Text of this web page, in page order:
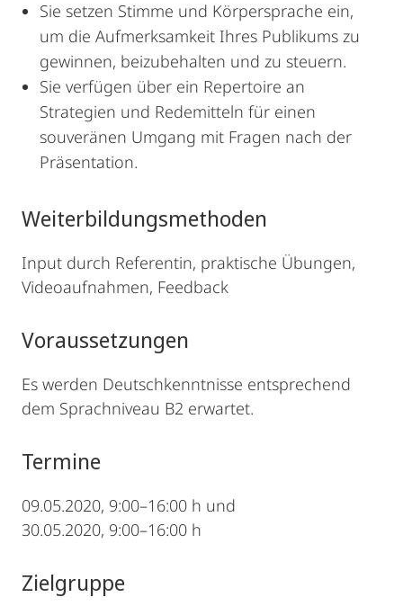
Sie setzen Stimme und Körpersprache ein,
um die Aufmerksamkeit Ihres Publikums zu
gewinnen, beizubehalten und zu steuern.
Sie verfügen über ein Repertoire an
Strategien und Redemitteln für einen
souveränen Umgang mit Fragen nach der
Präsentation.
Weiterbildungsmethoden
Input durch Referentin, praktische Übungen,
Videoaufnahmen, Feedback
Voraussetzungen
Es werden Deutschkenntnisse entsprechend
dem Sprachniveau B2 erwartet.
Termine
09.05.2020, 9:00–16:00 h und
30.05.2020, 9:00–16:00 h
Zielgruppe